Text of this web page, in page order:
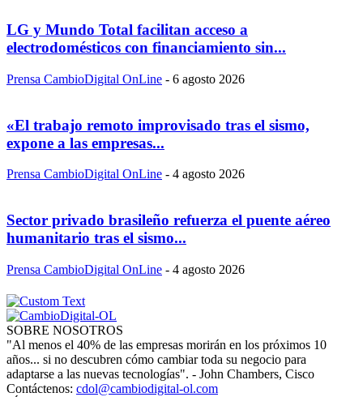
LG y Mundo Total facilitan acceso a
electrodomésticos con financiamiento sin...
Prensa CambioDigital OnLine - 6 agosto 2026
«El trabajo remoto improvisado tras el sismo,
expone a las empresas...
Prensa CambioDigital OnLine - 4 agosto 2026
Sector privado brasileño refuerza el puente aéreo
humanitario tras el sismo...
Prensa CambioDigital OnLine - 4 agosto 2026
SOBRE NOSOTROS
"Al menos el 40% de las empresas morirán en los próximos 10
años... si no descubren cómo cambiar toda su negocio para
adaptarse a las nuevas tecnologías". - John Chambers, Cisco
Contáctenos: cdol@cambiodigital-ol.com